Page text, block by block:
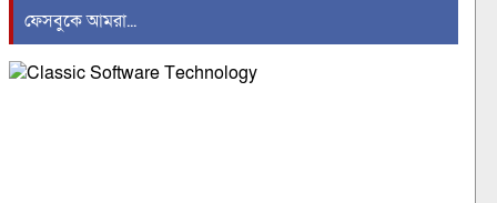
মৃত্যু
ফেসবুকে আমরা...